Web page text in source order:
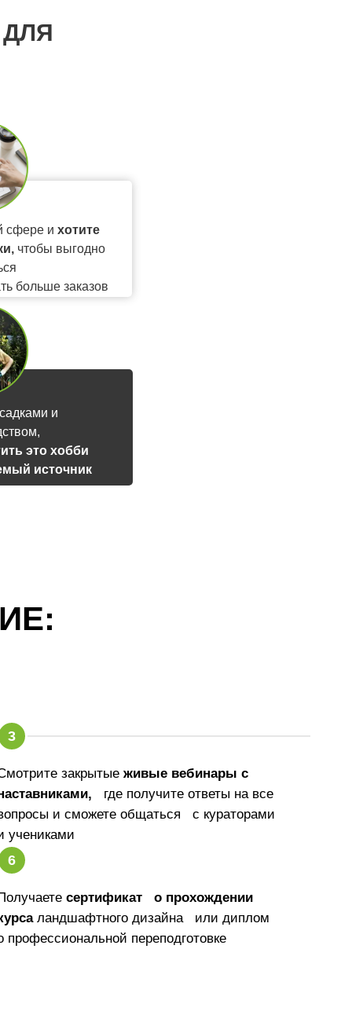
сфере и хотите
чтобы выгодно
больше заказов
и
это хобби
источник
закрытые живые вебинары с
где получите ответы на все
и сможете общаться с кураторами
учениками
сертификат о прохождении
ландшафтного дизайна или диплом
профессиональной переподготовке